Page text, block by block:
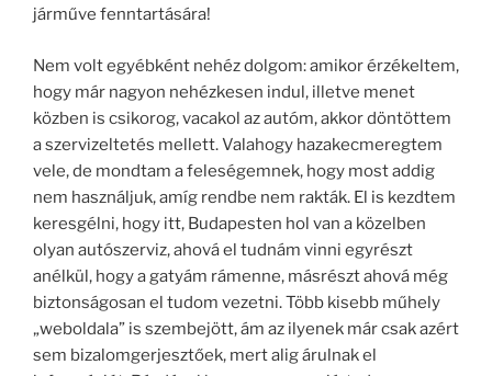
járműve fenntartására!
Nem volt egyébként nehéz dolgom: amikor érzékeltem,
hogy már nagyon nehézkesen indul, illetve menet
közben is csikorog, vacakol az autóm, akkor döntöttem
a szervizeltetés mellett. Valahogy hazakecmeregtem
vele, de mondtam a feleségemnek, hogy most addig
nem használjuk, amíg rendbe nem rakták. El is kezdtem
keresgélni, hogy itt, Budapesten hol van a közelben
olyan autószerviz, ahová el tudnám vinni egyrészt
anélkül, hogy a gatyám rámenne, másrészt ahová még
biztonságosan el tudom vezetni. Több kisebb műhely
„weboldala” is szembejött, ám az ilyenek már csak azért
sem bizalomgerjesztőek, mert alig árulnak el